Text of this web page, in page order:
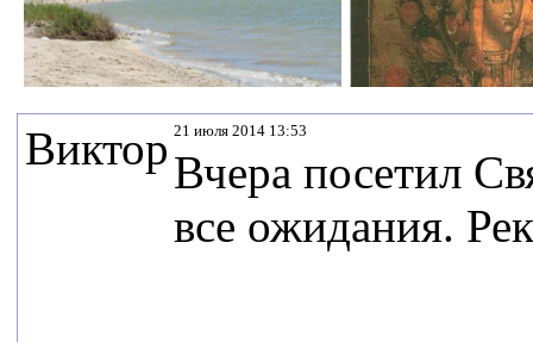
Виктор 21 июля 2014 13:53
Вчера посетил
все ожидания.